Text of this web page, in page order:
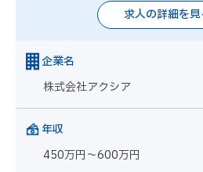
求人の詳細を見
企業名
株式会社アクシア
年収
450万円～600万円